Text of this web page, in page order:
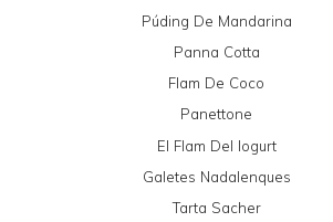
Púding De Mandarina
Panna Cotta
Flam De Coco
Panettone
El Flam Del Iogurt
Galetes Nadalenques
Tarta Sacher